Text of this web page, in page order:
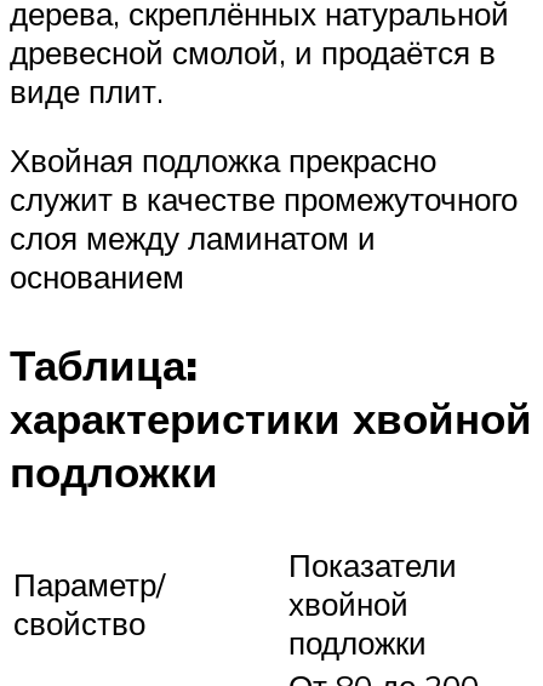
дерева, скреплённых натуральной
древесной смолой, и продаётся в
виде плит.
Хвойная подложка прекрасно
служит в качестве промежуточного
слоя между ламинатом и
основанием
Таблица:
характеристики хвойной
подложки
Параметр/
свойство
Показатели
хвойной
подложки